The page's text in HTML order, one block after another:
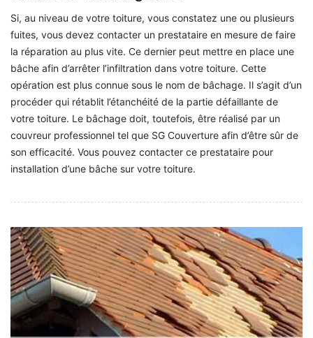
Si, au niveau de votre toiture, vous constatez une ou plusieurs
fuites, vous devez contacter un prestataire en mesure de faire
la réparation au plus vite. Ce dernier peut mettre en place une
bâche afin d’arrêter l’infiltration dans votre toiture. Cette
opération est plus connue sous le nom de bâchage. Il s’agit d’un
procéder qui rétablit l’étanchéité de la partie défaillante de
votre toiture. Le bâchage doit, toutefois, être réalisé par un
couvreur professionnel tel que SG Couverture afin d’être sûr de
son efficacité. Vous pouvez contacter ce prestataire pour
installation d’une bâche sur votre toiture.